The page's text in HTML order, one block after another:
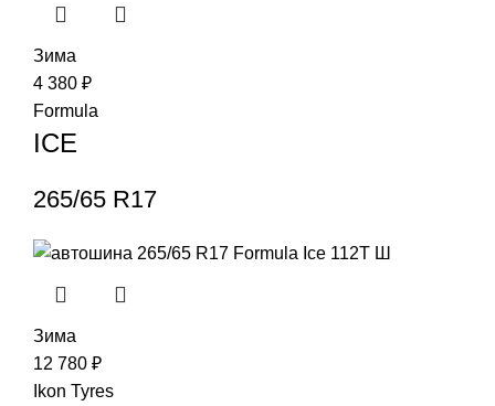
Зима
4 380 ₽
Formula
ICE
265/65 R17
Зима
12 780 ₽
Ikon Tyres